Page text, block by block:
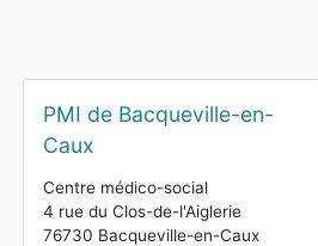
PMI de Bacqueville-en-
Caux
Centre médico-social
4 rue du Clos-de-l'Aiglerie
76730 Bacqueville-en-Caux